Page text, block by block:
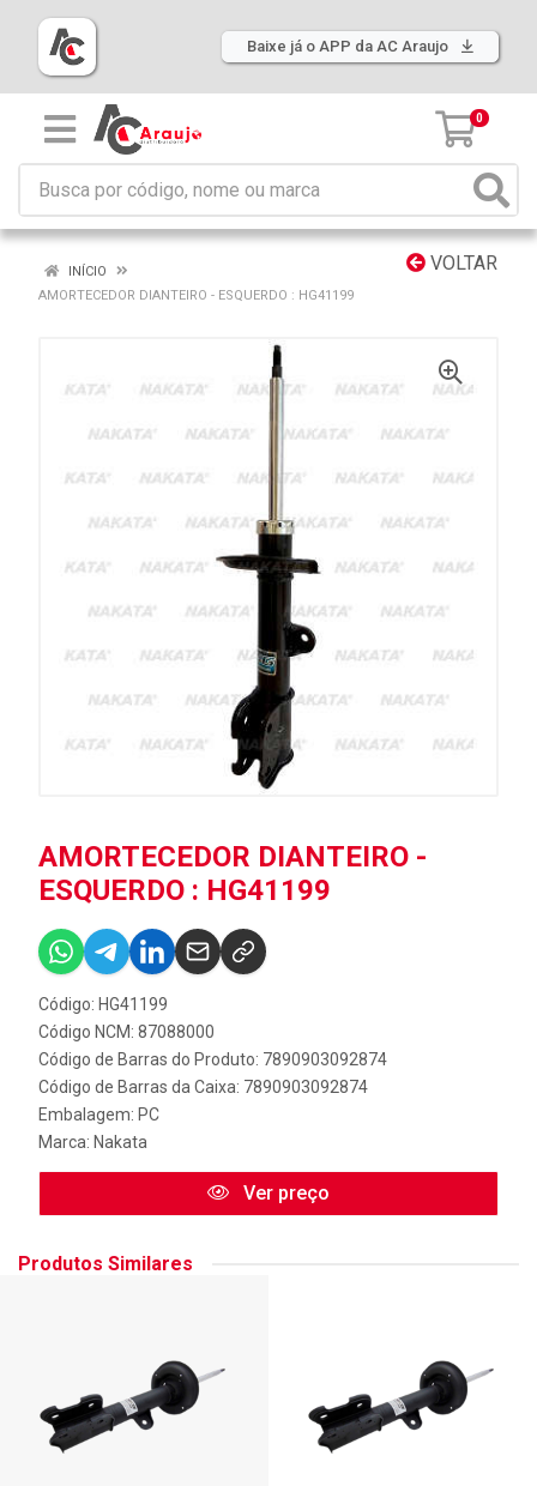
Baixe já o APP da AC Araujo
0
VOLTAR
INÍCIO
AMORTECEDOR DIANTEIRO - ESQUERDO : HG41199
AMORTECEDOR DIANTEIRO -
ESQUERDO : HG41199
Código: HG41199
Código NCM: 87088000
Código de Barras do Produto: 7890903092874
Código de Barras da Caixa: 7890903092874
Embalagem: PC
Marca: Nakata
Ver preço
Produtos Similares